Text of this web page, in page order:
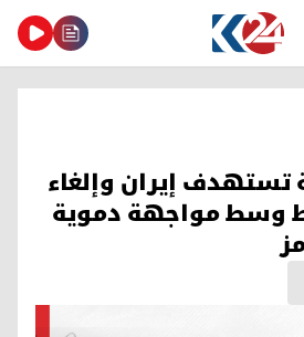
تستهدف إيران وإلغاء
وسط مواجهة دموية